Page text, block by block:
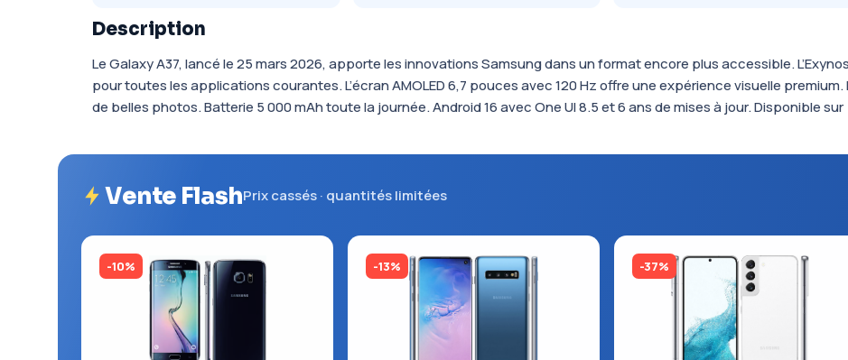
Description
Le Galaxy A37, lancé le 25 mars 2026, apporte les innovations Samsung dans un format encore plus accessible.
pour toutes les applications courantes. L’écran AMOLED 6,7 pouces avec 120 Hz offre une expérience visuelle
de belles photos. Batterie 5 000 mAh toute la journée. Android 16 avec One UI 8.5 et 6 ans de mises à jour. Disponible sur
Vente FlashPrix cassés · quantités limitées
-10% -13% -37%